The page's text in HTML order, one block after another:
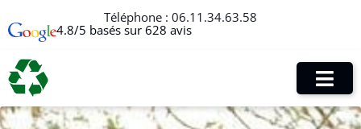
Téléphone : 06.11.34.63.58
4.8/5 basés sur 628 avis